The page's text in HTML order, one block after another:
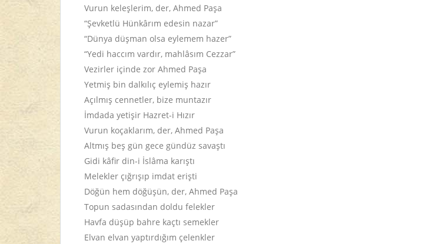
Vurun keleşlerim, der, Ahmed Paşa
“Şevketlü Hünkârım edesin nazar”
“Dünya düşman olsa eylemem hazer”
“Yedi haccım vardır, mahlâsım Cezzar”
Vezirler içinde zor Ahmed Paşa
Yetmiş bin dalkılıç eylemiş hazır
Açılmış cennetler, bize muntazır
İmdada yetişir Hazret-i Hızır
Vurun koçaklarım, der, Ahmed Paşa
Altmış beş gün gece gündüz savaştı
Gidi kâfir din-i İslâma karıştı
Melekler çığrışıp imdat erişti
Döğün hem döğüşün, der, Ahmed Paşa
Topun sadasından doldu felekler
Havfa düşüp bahre kaçtı semekler
Elvan elvan yaptırdığım çelenkler